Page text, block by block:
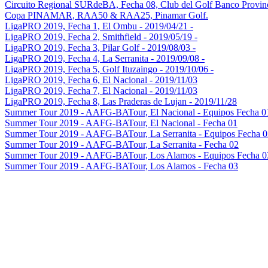
Circuito Regional SURdeBA, Fecha 08, Club del Golf Banco
Copa PINAMAR, RAA50 & RAA25, Pinamar Golf.
LigaPRO 2019, Fecha 1, El Ombu - 2019/04/21 -
LigaPRO 2019, Fecha 2, Smithfield - 2019/05/19 -
LigaPRO 2019, Fecha 3, Pilar Golf - 2019/08/03 -
LigaPRO 2019, Fecha 4, La Serranita - 2019/09/08 -
LigaPRO 2019, Fecha 5, Golf Ituzaingo - 2019/10/06 -
LigaPRO 2019, Fecha 6, El Nacional - 2019/11/03
LigaPRO 2019, Fecha 7, El Nacional - 2019/11/03
LigaPRO 2019, Fecha 8, Las Praderas de Lujan - 2019/11/28
Summer Tour 2019 - AAFG-BATour, El Nacional - Equipos Fecha
Summer Tour 2019 - AAFG-BATour, El Nacional - Fecha 01
Summer Tour 2019 - AAFG-BATour, La Serranita - Equipos Fecha
Summer Tour 2019 - AAFG-BATour, La Serranita - Fecha 02
Summer Tour 2019 - AAFG-BATour, Los Alamos - Equipos Fecha
Summer Tour 2019 - AAFG-BATour, Los Alamos - Fecha 03